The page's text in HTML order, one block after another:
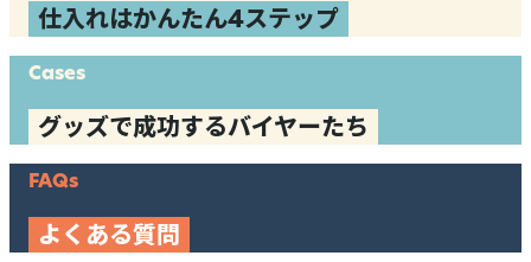
仕入れはかんたん4ステップ
Cases
グッズで成功するバイヤーたち
FAQs
よくある質問